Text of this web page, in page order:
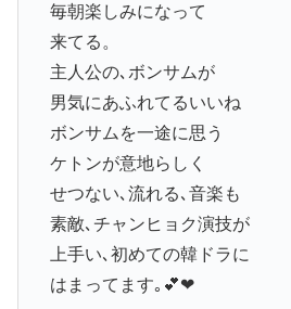
毎朝楽しみになって
来てる。
主人公の､ボンサムが
男気にあふれてるいいね
ボンサムを一途に思う
ケトンが意地らしく
せつない､流れる､音楽も
素敵､チャンヒョク演技が
上手い､初めての韓ドラに
はまってます｡💕❤